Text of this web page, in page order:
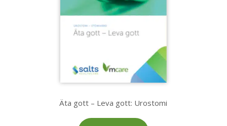
Äta gott – Leva gott: Urostomi